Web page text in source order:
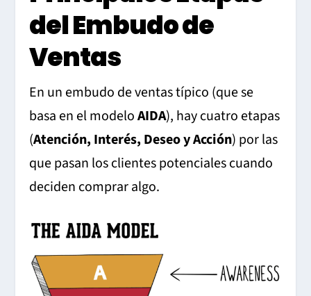
del Embudo de
Ventas
En un embudo de ventas típico (que se
basa en el modeloAIDA), hay cuatro etapas
(Atención, Interés, Deseo y Acción) por las
que pasan los clientes potenciales cuando
deciden comprar algo.